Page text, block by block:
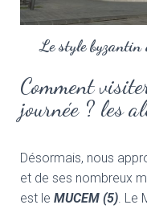
Le style
Comment
journée ? les
Désormais, nous
et de ses nombreux
est le MUCEM (5). Le